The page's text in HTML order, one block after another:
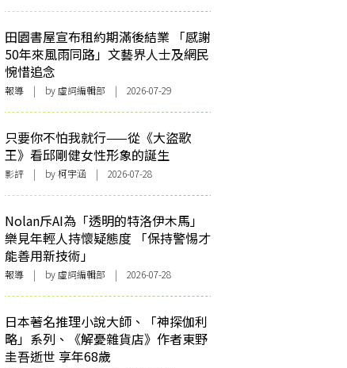
田園書屋宣布租約期滿後結業 「感謝
50年來風雨同路」文藝界人士及網民
惋惜追念
報導 | by 虛詞編輯部 | 2026-07-29
只要你不怕我就行——從《大盜歌
王》看邱剛健女性形象的誕生
影評 | by 柯宇涵 | 2026-07-28
Nolan斥AI為「透明的特洛伊木馬」
樂見年輕人持懷疑態度 「保持警惕才
能善用新技術」
報導 | by 虛詞編輯部 | 2026-07-28
日本著名推理小說大師、「神探伽利
略」系列、《解憂雜貨店》作者東野
圭吾逝世 享年68歲